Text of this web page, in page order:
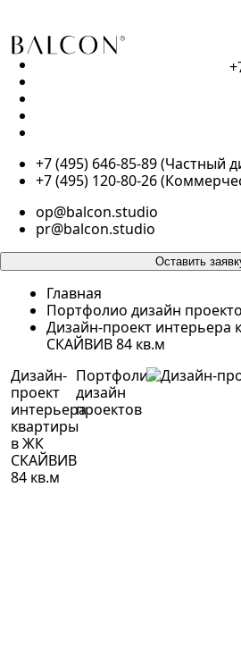
+7 (495) 646-85-89 (Частный
+7 (495) 120-80-26
op@balcon.studio
pr@balcon.studio
Оставить
Главная
Портфолио дизайн
Дизайн-проект интерьера
СКАЙВИВ 84 кв.м
Дизайн-
проект
интерьера
квартиры
в ЖК
СКАЙВИВ
84 кв.м
Портфолио
дизайн
проектов